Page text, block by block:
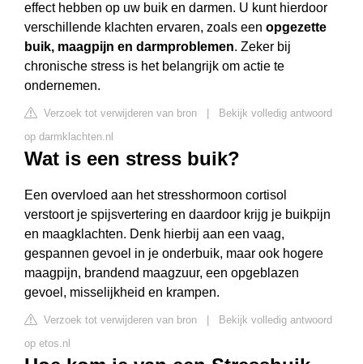
effect hebben op uw buik en darmen. U kunt hierdoor
verschillende klachten ervaren, zoals een opgezette
buik, maagpijn en darmproblemen. Zeker bij
chronische stress is het belangrijk om actie te
ondernemen.
Verzoek tot verwijderen van bron
Bekijk volledig antwoord
op darmklachten.nl
Wat is een stress buik?
Een overvloed aan het stresshormoon cortisol
verstoort je spijsvertering en daardoor krijg je buikpijn
en maagklachten. Denk hierbij aan een vaag,
gespannen gevoel in je onderbuik, maar ook hogere
maagpijn, brandend maagzuur, een opgeblazen
gevoel, misselijkheid en krampen.
Verzoek tot verwijderen van bron
Bekijk volledig antwoord
op etos.nl